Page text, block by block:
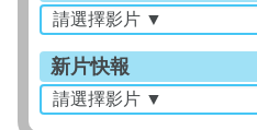
新片快報